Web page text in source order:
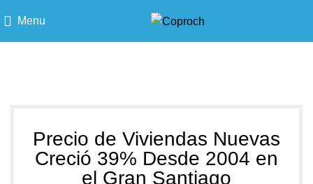
Menu
Precio de Viviendas Nuevas
Creció 39% Desde 2004 en
el Gran Santiago